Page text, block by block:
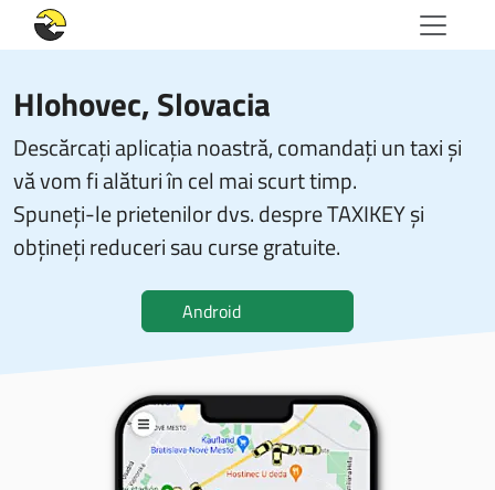
Hlohovec, Slovacia
Descărcați aplicația noastră, comandați un taxi și
vă vom fi alături în cel mai scurt timp.
Spuneți-le prietenilor dvs. despre TAXIKEY și
obțineți reduceri sau curse gratuite.
Android